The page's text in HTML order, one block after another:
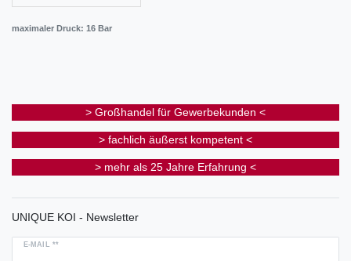
maximaler Druck: 16 Bar
> Großhandel für Gewerbekunden <
> fachlich äußerst kompetent <
> mehr als 25 Jahre Erfahrung <
UNIQUE KOI - Newsletter
E-MAIL **